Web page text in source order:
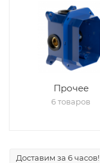
Прочее
6 товаров
Доставим за 6 часов!